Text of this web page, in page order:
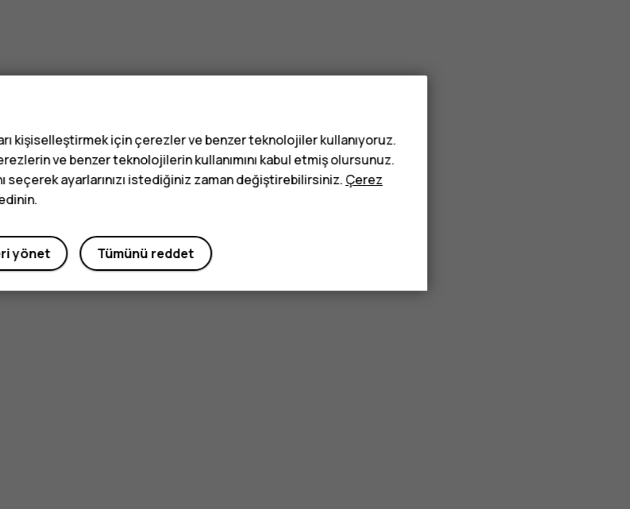
kişiselleştirmek için çerezler ve benzer teknolojiler kullanıyoruz.
ve benzer teknolojilerin kullanımını kabul etmiş olursunuz.
seçerek ayarlarınızı istediğiniz zaman değiştirebilirsiniz.Çerez
Tümünü reddet
yönet